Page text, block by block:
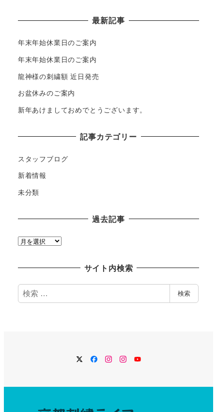
最新記事
年末年始休業日のご案内
年末年始休業日のご案内
龍神様の刺繍額 近日発売
お盆休みのご案内
新年あけましておめでとうございます。
記事カテゴリー
スタッフブログ
新着情報
未分類
過去記事
過
サイト内検索
検
索
検索
TwitterFacebook
Instagram
Instagram
YouTube